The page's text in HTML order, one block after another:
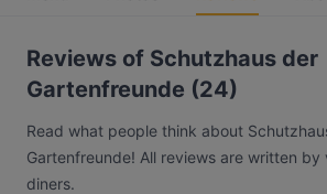
Reviews of Schutzhaus der
Gartenfreunde (24)
Read what people think about
Gartenfreunde! All reviews are written by
diners.